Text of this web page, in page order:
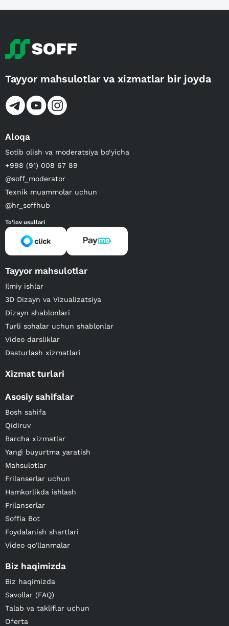
Tayyor mahsulotlar va xizmatlar bir joyda
Aloqa
Sotib olish va moderatsiya bo‘yicha
+998 (91) 008 67 89
@soff_moderator
Texnik muammolar uchun
@hr_soffhub
To'lov usullari
Tayyor mahsulotlar
Ilmiy ishlar
3D Dizayn va Vizualizatsiya
Dizayn shablonlari
Turli sohalar uchun shablonlar
Video darsliklar
Dasturlash xizmatlari
Xizmat turlari
Asosiy sahifalar
Bosh sahifa
Qidiruv
Barcha xizmatlar
Yangi buyurtma yaratish
Mahsulotlar
Frilanserlar uchun
Hamkorlikda ishlash
Frilanserlar
Soffia Bot
Foydalanish shartlari
Video qo'llanmalar
Biz haqimizda
Biz haqimizda
Savollar (FAQ)
Talab va takliflar uchun
Oferta